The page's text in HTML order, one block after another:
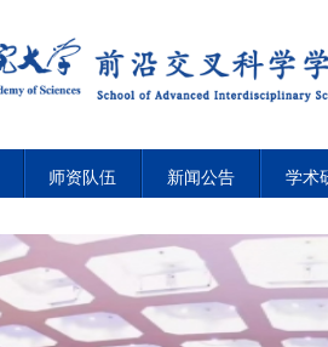
师资队伍 新闻公告 学术